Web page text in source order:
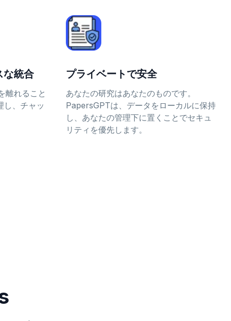
統合
離れること
し、チャッ
プライベートで安全
あなたの研究はあなたのものです。
PapersGPTは、データをローカルに保持
し、あなたの管理下に置くことでセキュ
リティを優先します。